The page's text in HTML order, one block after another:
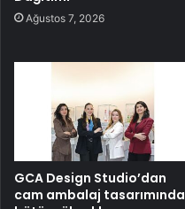
Ağustos 7, 2026
GCA Design Studio’dan
cam ambalaj tasarımında